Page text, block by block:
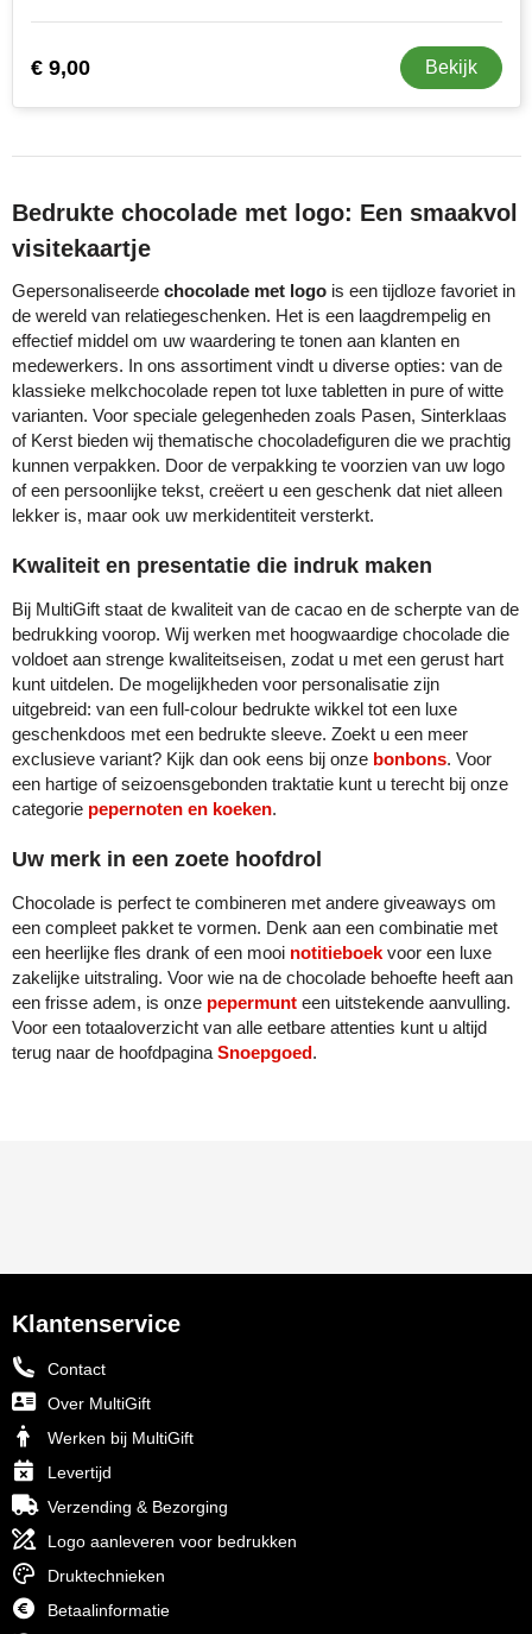
€ 9,00 Bekijk
Bedrukte chocolade met logo: Een smaakvol
visitekaartje
Gepersonaliseerde chocolade met logois een tijdloze favoriet in
de wereld van relatiegeschenken. Het is een laagdrempelig en
effectief middel om uw waardering te tonen aan klanten en
medewerkers. In ons assortiment vindt u diverse opties: van de
klassieke melkchocolade repen tot luxe tabletten in pure of witte
varianten. Voor speciale gelegenheden zoals Pasen, Sinterklaas
of Kerst bieden wij thematische chocoladefiguren die we prachtig
kunnen verpakken. Door de verpakking te voorzien van uw logo
of een persoonlijke tekst, creëert u een geschenk dat niet alleen
lekker is, maar ook uw merkidentiteit versterkt.
Kwaliteit en presentatie die indruk maken
Bij MultiGift staat de kwaliteit van de cacao en de scherpte van de
bedrukking voorop. Wij werken met hoogwaardige chocolade die
voldoet aan strenge kwaliteitseisen, zodat u met een gerust hart
kunt uitdelen. De mogelijkheden voor personalisatie zijn
uitgebreid: van een full-colour bedrukte wikkel tot een luxe
geschenkdoos met een bedrukte sleeve. Zoekt u een meer
exclusieve variant? Kijk dan ook eens bij onze bonbons. Voor
een hartige of seizoensgebonden traktatie kunt u terecht bij onze
categorie pepernoten en koeken.
Uw merk in een zoete hoofdrol
Chocolade is perfect te combineren met andere giveaways om
een compleet pakket te vormen. Denk aan een combinatie met
een heerlijke fles drank of een mooi notitieboekvoor een luxe
zakelijke uitstraling. Voor wie na de chocolade behoefte heeft aan
een frisse adem, is onze pepermunteen uitstekende aanvulling.
Voor een totaaloverzicht van alle eetbare attenties kunt u altijd
terug naar de hoofdpagina Snoepgoed.
Klantenservice
Contact
Over MultiGift
Werken bij MultiGift
Levertijd
Verzending & Bezorging
Logo aanleveren voor bedrukken
Druktechnieken
Betaalinformatie